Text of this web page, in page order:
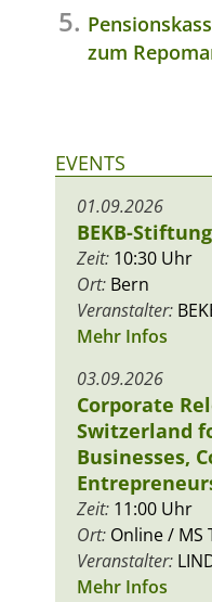
zum
EVENTS
01.09.2026
BEKB-
Zeit: 10:30 Uhr
Ort: Bern
Veranstalter:
Mehr Infos
03.09.2026
Corporate
Switzerland
Businesses,
Zeit: 11:00 Uhr
Ort: Online / MS
Veranstalter:
Mehr Infos